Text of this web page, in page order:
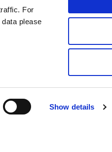
For
please
Show details